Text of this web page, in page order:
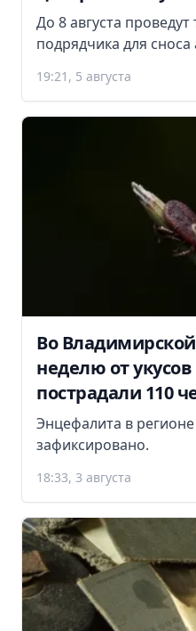
До 8 августа
подрядчика для
19:21, 5 августа
Во Владимирской
неделю от
пострадали 110
Энцефалита в
зафиксировано.
18:33, 3 августа